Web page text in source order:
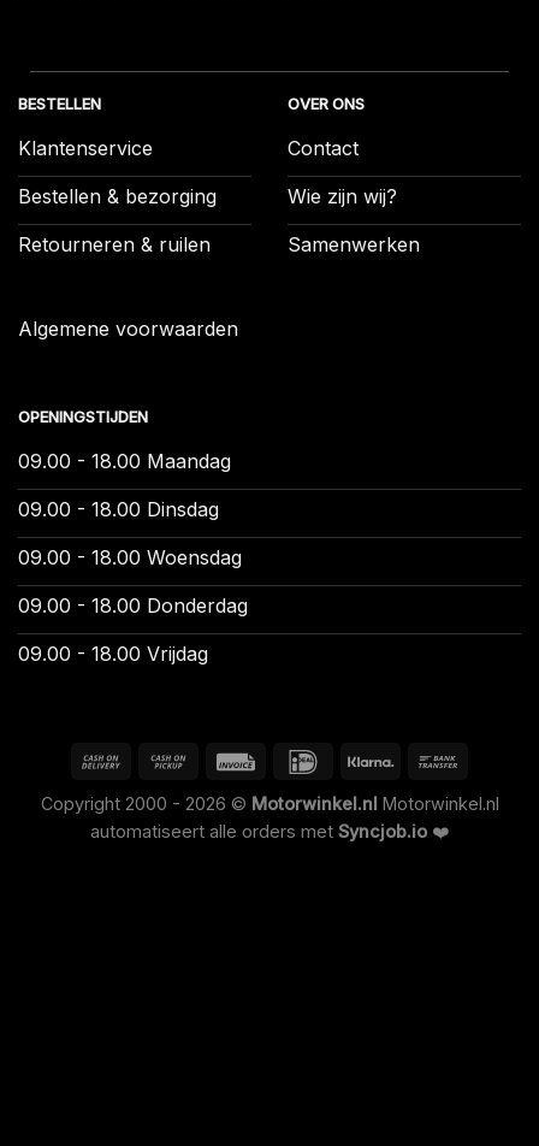
BESTELLEN
Klantenservice
Bestellen & bezorging
Retourneren & ruilen
Algemene voorwaarden
OVER ONS
Contact
Wie zijn wij?
Samenwerken
OPENINGSTIJDEN
09.00 - 18.00 Maandag
09.00 - 18.00 Dinsdag
09.00 - 18.00 Woensdag
09.00 - 18.00 Donderdag
09.00 - 18.00 Vrijdag
Copyright 2000 - 2026 © Motorwinkel.nl Motorwinkel.nl
automatiseert alle orders met Syncjob.io ❤️